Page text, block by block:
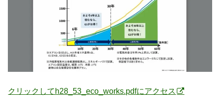
クリックしてh28_53_eco_works.pdfにアクセス